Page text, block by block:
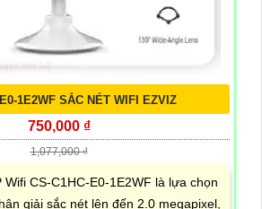
1E2WF SẮC NÉT WIFI EZVIZ
750,000 ₫
1,077,000 ₫
CS-C1HC-E0-1E2WF là lựa chọn
giải sắc nét lên đến 2.0 megapixel,